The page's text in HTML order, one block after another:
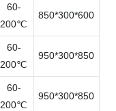
60-
200℃
850*300*600
60-
200℃
950*300*850
60-
200℃
950*300*850